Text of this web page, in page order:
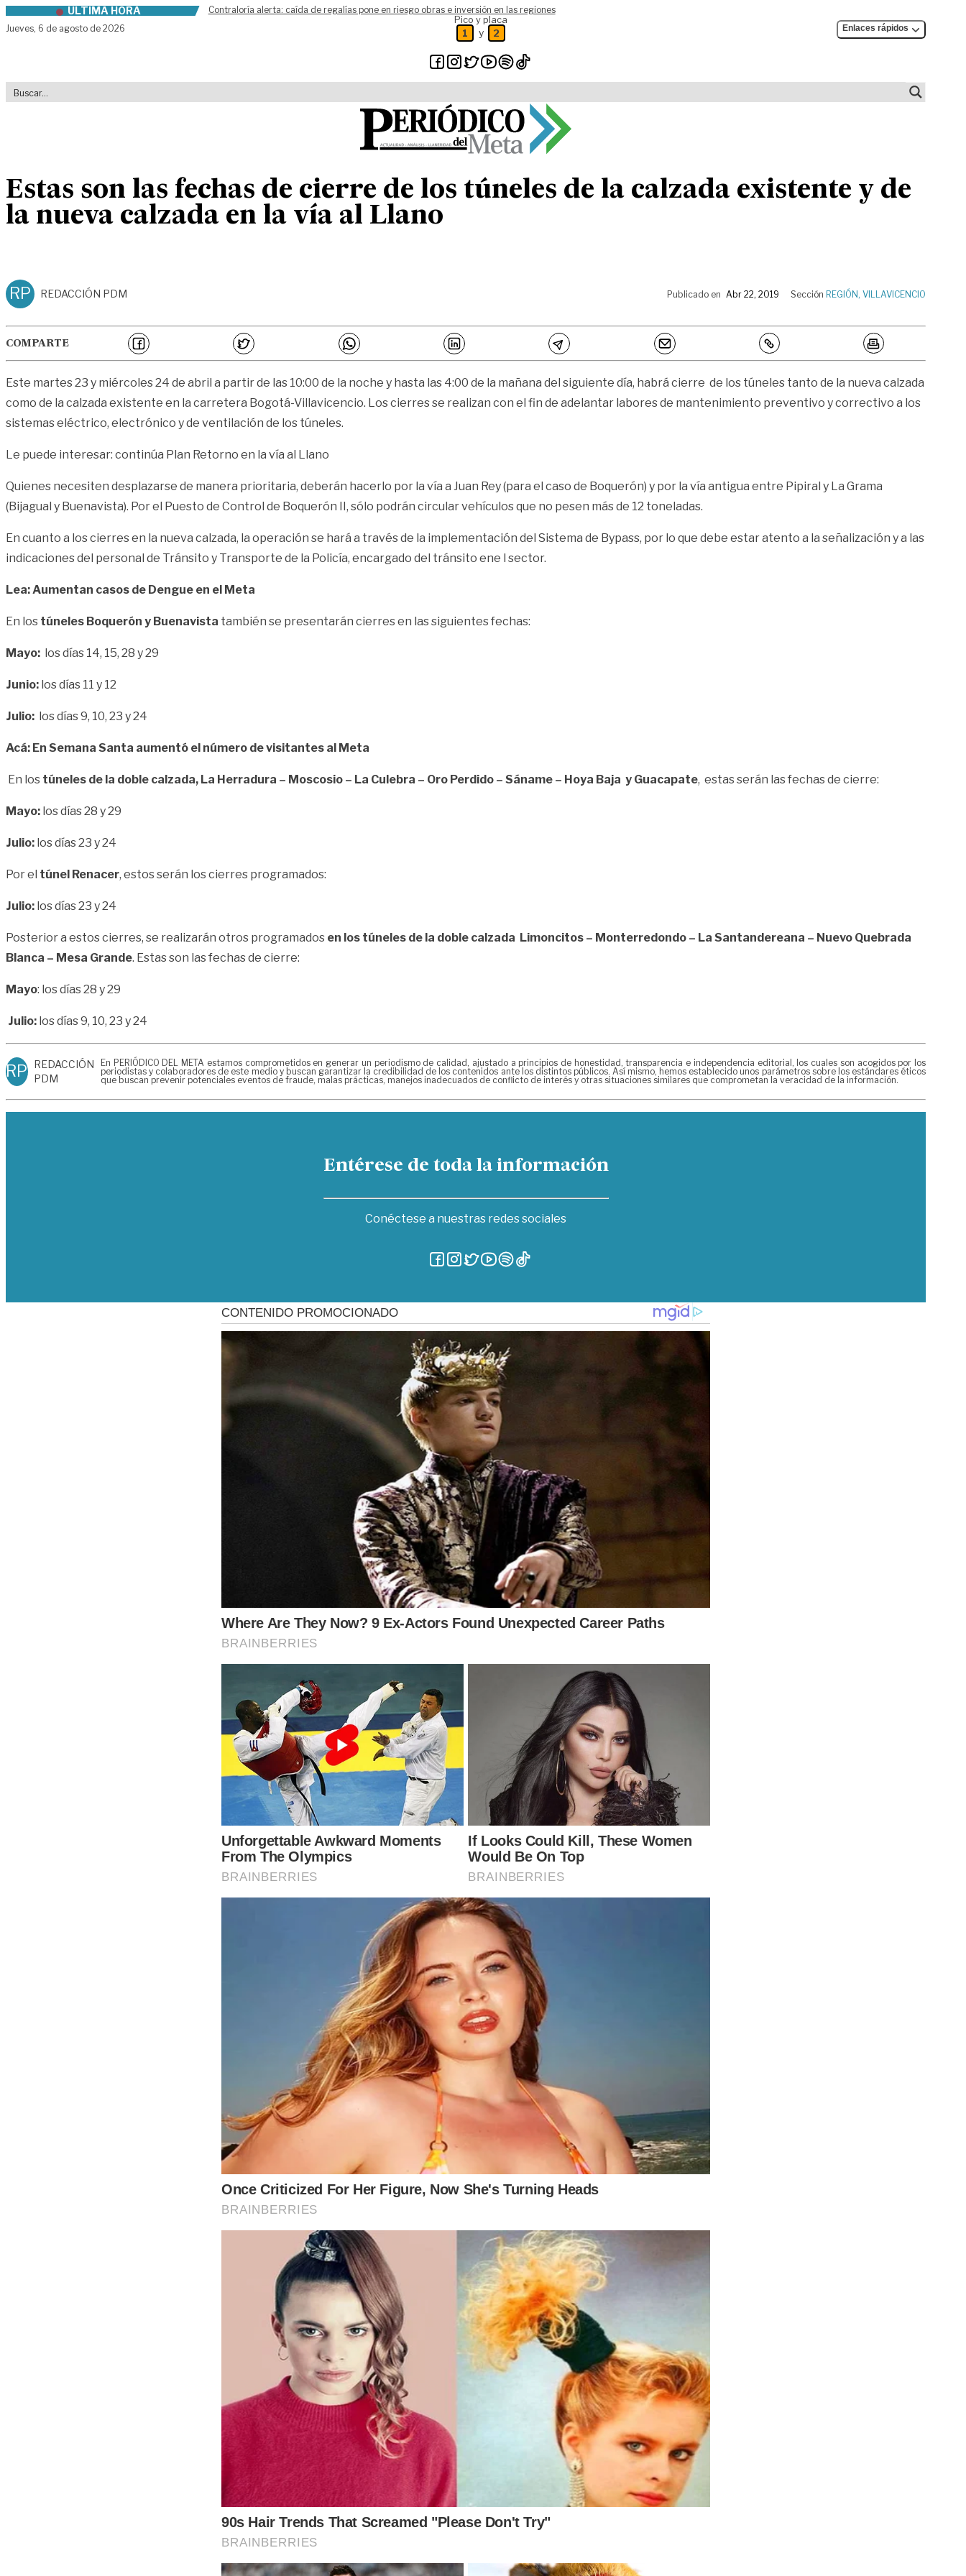
Skip to contentÚLTIMA HORA
Contraloría alerta: caída de regalías pone en riesgo obras e inversión en las regiones
Jueves, 6 de agosto de 2026
Pico y placa
1 y 2 Enlaces rápidos
Estas son las fechas de cierre de los túneles de la calzada existente y de
la nueva calzada en la vía al Llano
RP REDACCIÓN PDM Publicado en Abr 22, 2019 Sección REGIÓN, VILLAVICENCIO
COMPARTE
Este martes 23 y miércoles 24 de abril a partir de las 10:00 de la noche y hasta las 4:00 de la mañana del siguiente día, habrá cierre de los túneles tanto de la nueva calzada
como de la calzada existente en la carretera Bogotá-Villavicencio. Los cierres se realizan con el fin de adelantar labores de mantenimiento preventivo y correctivo a los
sistemas eléctrico, electrónico y de ventilación de los túneles.
Le puede interesar: continúa Plan Retorno en la vía al Llano
Quienes necesiten desplazarse de manera prioritaria, deberán hacerlo por la vía a Juan Rey (para el caso de Boquerón) y por la vía antigua entre Pipiral y La Grama
(Bijagual y Buenavista). Por el Puesto de Control de Boquerón II, sólo podrán circular vehículos que no pesen más de 12 toneladas.
En cuanto a los cierres en la nueva calzada, la operación se hará a través de la implementación del Sistema de Bypass, por lo que debe estar atento a la señalización y a las
indicaciones del personal de Tránsito y Transporte de la Policía, encargado del tránsito ene l sector.
Lea: Aumentan casos de Dengue en el Meta
En los túneles Boquerón y Buenavista también se presentarán cierres en las siguientes fechas:
Mayo: los días 14, 15, 28 y 29
Junio: los días 11 y 12
Julio: los días 9, 10, 23 y 24
Acá: En Semana Santa aumentó el número de visitantes al Meta
En los túneles de la doble calzada, La Herradura – Moscosio – La Culebra – Oro Perdido – Sáname – Hoya Baja y Guacapate, estas serán las fechas de cierre:
Mayo: los días 28 y 29
Julio: los días 23 y 24
Por el túnel Renacer, estos serán los cierres programados:
Julio: los días 23 y 24
Posterior a estos cierres, se realizarán otros programados en los túneles de la doble calzada Limoncitos – Monterredondo – La Santandereana – Nuevo Quebrada
Blanca – Mesa Grande. Estas son las fechas de cierre:
Mayo: los días 28 y 29
Julio: los días 9, 10, 23 y 24
RP REDACCIÓN
PDM
En PERIÓDICO DEL META estamos comprometidos en generar un periodismo de calidad, ajustado a principios de honestidad, transparencia e independencia editorial, los cuales son acogidos por los
periodistas y colaboradores de este medio y buscan garantizar la credibilidad de los contenidos ante los distintos públicos. Así mismo, hemos establecido unos parámetros sobre los estándares éticos
que buscan prevenir potenciales eventos de fraude, malas prácticas, manejos inadecuados de conflicto de interés y otras situaciones similares que comprometan la veracidad de la información.
Entérese de toda la información
Conéctese a nuestras redes sociales